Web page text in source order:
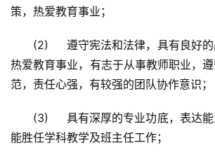
策，热爱教育事业；
(2)     遵守宪法和法律，具有良好
热爱教育事业，有志于从事教师职业，
范，责任心强，有较强的团队协作意识；
(3)     具有深厚的专业功底，表达
能胜任学科教学及班主任工作；